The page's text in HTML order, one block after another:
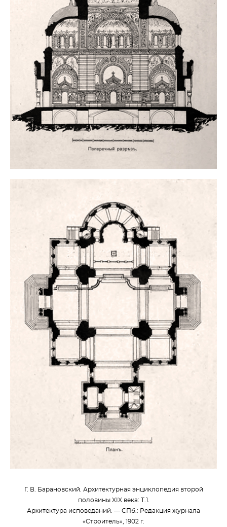
Г. В. Барановский. Архитектурная энциклопедия второй
половины XIX века: Т.1.
Архитектура исповеданий. — СПб.: Редакция журнала
«Строитель», 1902 г.